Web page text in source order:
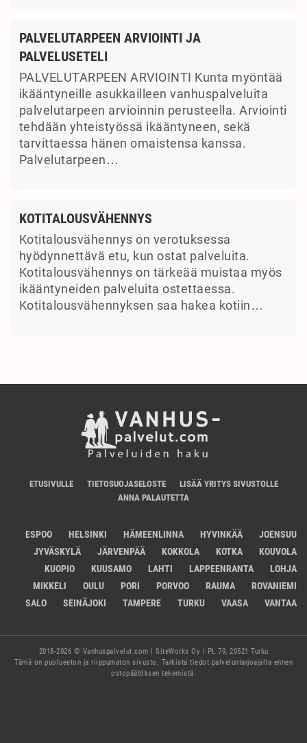
PALVELUTARPEEN ARVIOINTI JA
PALVELUSETELI
PALVELUTARPEEN ARVIOINTI Kunta myöntää
ikääntyneille asukkailleen vanhuspalveluita
palvelutarpeen arvioinnin perusteella. Arviointi
tehdään yhteistyössä ikääntyneen, sekä
tarvittaessa hänen omaistensa kanssa.
Palvelutarpeen…
KOTITALOUSVÄHENNYS
Kotitalousvähennys on verotuksessa
hyödynnettävä etu, kun ostat palveluita.
Kotitalousvähennys on tärkeää muistaa myös
ikääntyneiden palveluita ostettaessa.
Kotitalousvähennyksen saa hakea kotiin…
ETUSIVULLE TIETOSUOJASELOSTE
LISÄÄ YRITYS SIVUSTOLLE
ANNA PALAUTETTA
ESPOO HELSINKI HÄMEENLINNA HYVINKÄÄ
JOENSUU
JYVÄSKYLÄ
JÄRVENPÄÄ KOKKOLA KOTKA
KOUVOLA
KUOPIO
KUUSAMO LAHTI LAPPEENRANTA
LOHJA
MIKKELI
OULU PORI PORVOO RAUMA
ROVANIEMI
SALO
SEINÄJOKI TAMPERE TURKU VAASA VANTAA
2018-2026 © Vanhuspalvelut.com | SiteWorks Oy | PL 79, 20521 Turku
Tämä on puolueeton ja riippumaton sivusto. Tarkista tiedot palveluntarjoajalta ennen
ostopäätöksen tekemistä.